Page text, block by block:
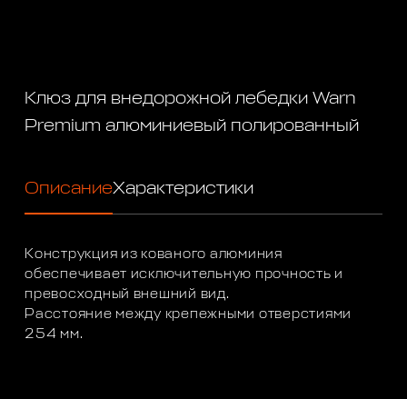
Клюз для внедорожной лебедки Warn
Premium алюминиевый полированный
ОписаниеХарактеристики
Конструкция из кованого алюминия
обеспечивает исключительную прочность и
превосходный внешний вид.
Расстояние между крепежными отверстиями
254 мм.